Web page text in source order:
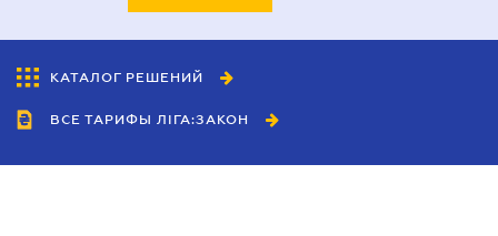
КАТАЛОГ РЕШЕНИЙ
ВСЕ ТАРИФЫ ЛІГА:ЗАКОН